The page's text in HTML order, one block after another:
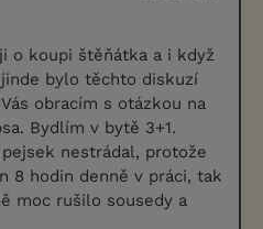
o koupi štěňátka a i když
bylo těchto diskuzí
obracím s otázkou na
Bydlím v bytě 3+1.
nestrádal, protože
8 hodin denně v práci, tak
moc rušilo sousedy a